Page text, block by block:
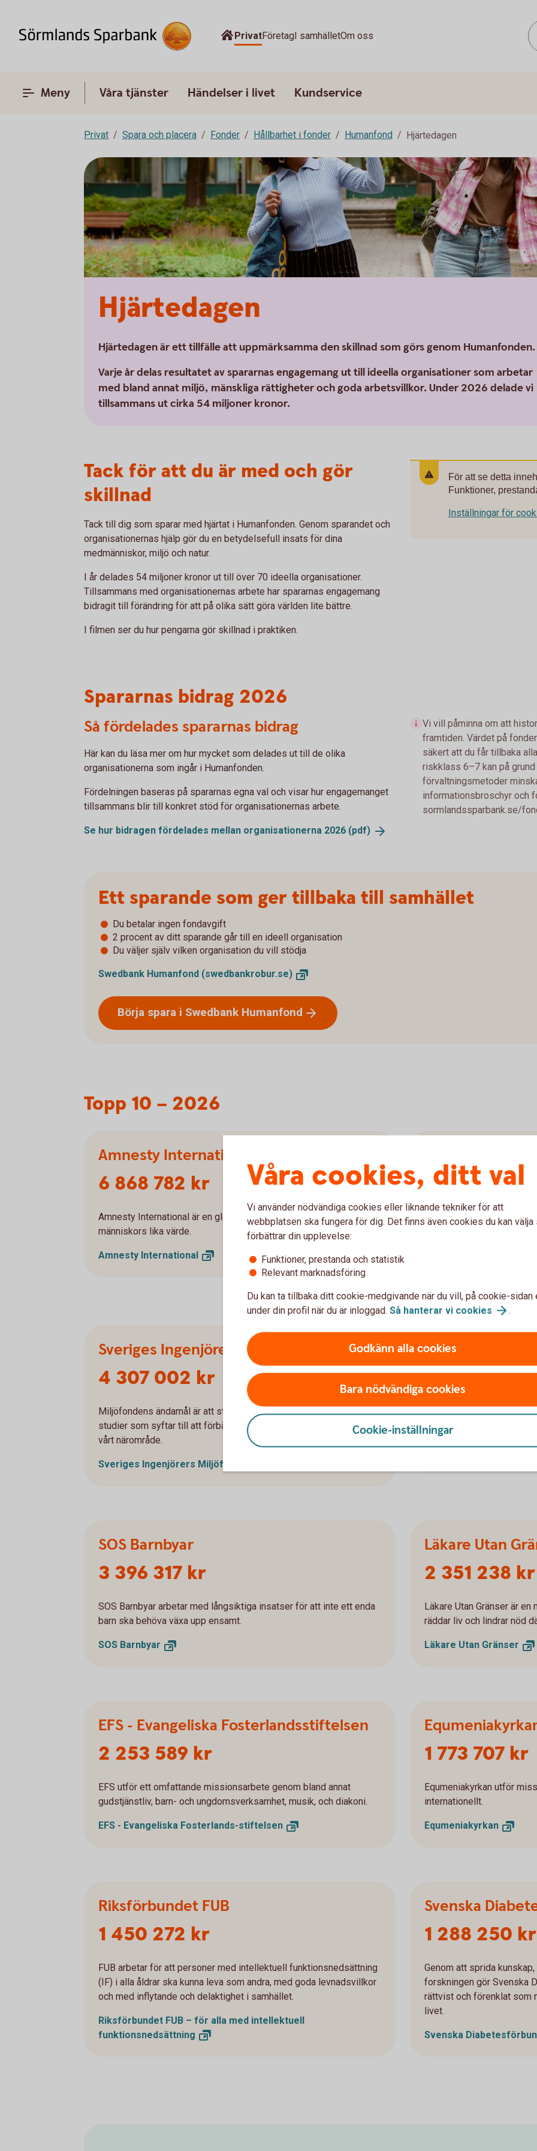
PrivatFöretagI samhälletOm oss
Meny Våra tjänster Händelser i livet Kundservice
Privat Spara och placera Fonder Hållbarhet i fonder Humanfond Hjärtedagen
Hjärtedagen
Hjärtedagen är ett tillfälle att uppmärksamma den skillnad som görs genom Humanfonden.
Varje år delas resultatet av spararnas engagemang ut till ideella organisationer som arbetar
med bland annat miljö, mänskliga rättigheter och goda arbetsvillkor. Under 2026 delade vi
tillsammans ut cirka 54 miljoner kronor.
Tack för att du är med och gör
skillnad
Tack till dig som sparar med hjärtat i Humanfonden. Genom sparandet och
organisationernas hjälp gör du en betydelsefull insats för dina
medmänniskor, miljö och natur.
I år delades 54 miljoner kronor ut till över 70 ideella organisationer.
Tillsammans med organisationernas arbete har spararnas engagemang
bidragit till förändring för att på olika sätt göra världen lite bättre.
I filmen ser du hur pengarna gör skillnad i praktiken.
För att se detta
Funktioner,
Inställningar för
Spararnas bidrag 2026
Så fördelades spararnas bidrag
Här kan du läsa mer om hur mycket som delades ut till de olika
organisationerna som ingår i Humanfonden.
Fördelningen baseras på spararnas egna val och visar hur engagemanget
tillsammans blir till konkret stöd för organisationernas arbete.
Se hur bidragen fördelades mellan organisationerna 2026 (pdf)
Vi vill påminna om att
framtiden. Värdet på
säkert att du får tillbaka
riskklass 6–7 kan på
förvaltningsmetoder
informationsbroschyr och
sormlandssparbank.se/
Ett sparande som ger tillbaka till samhället
Du betalar ingen fondavgift
2 procent av ditt sparande går till en ideell organisation
Du väljer själv vilken organisation du vill stödja
Swedbank Humanfond (swedbankrobur.se)
Börja spara i Swedbank Humanfond
Topp 10 – 2026
Amnesty International
6 868 782 kr
Amnesty International är en global organisation som kämpar för alla
människors lika värde.
Amnesty International
6 057 626 kr
Rädda Barnen finns på
kämpar för alla barns
Sveriges Ingenjörers Miljöfond
4 307 002 kr
Miljöfondens ändamål är att stödja och främja forskning, projekt och
studier som syftar till att förbättra den fysiska miljön i Sverige och
vårt närområde.
Sveriges Ingenjörers Miljöfond
3 011 347 kr
Barncancerfonden
drabbade och deras
Barncancerfonden
SOS Barnbyar
3 396 317 kr
SOS Barnbyar arbetar med långsiktiga insatser för att inte ett enda
barn ska behöva växa upp ensamt.
SOS Barnbyar
Läkare Utan
2 351 238 kr
Läkare Utan Gränser är
räddar liv och lindrar nöd
Läkare Utan Gränser
EFS - Evangeliska Fosterlandsstiftelsen
2 253 589 kr
EFS utför ett omfattande missionsarbete genom bland annat
gudstjänstliv, barn- och ungdomsverksamhet, musik, och diakoni.
EFS - Evangeliska Fosterlands-stiftelsen
1 773 707 kr
Equmeniakyrkan utför
internationellt.
Equmeniakyrkan
Riksförbundet FUB
1 450 272 kr
FUB arbetar för att personer med intellektuell funktionsnedsättning
(IF) i alla åldrar ska kunna leva som andra, med goda levnadsvillkor
och med inflytande och delaktighet i samhället.
Riksförbundet FUB – för alla med intellektuell
funktionsnedsättning
Svenska
1 288 250 kr
Genom att sprida
forskningen gör Svenska
rättvist och förenklat som
livet.
Svenska
Våra cookies, ditt val
Vi använder nödvändiga cookies eller liknande tekniker för att
webbplatsen ska fungera för dig. Det finns även cookies du kan välja
förbättrar din upplevelse:
Funktioner, prestanda och statistik
Relevant marknadsföring
Du kan ta tillbaka ditt cookie-medgivande när du vill, på cookie-sidan
under din profil när du är inloggad. Så hanterar vi cookies .
Godkänn alla cookies
Bara nödvändiga cookies
Cookie-inställningar